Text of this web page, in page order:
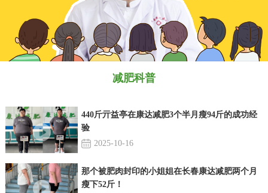
减肥科普
440斤亓益亭在康达减肥3个半月瘦94斤的成功经
验
2025-10-16
那个被肥肉封印的小姐姐在长春康达减肥两个月
瘦下52斤！